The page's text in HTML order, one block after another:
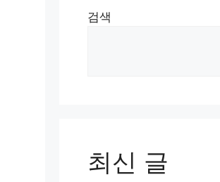
검색
최신 글